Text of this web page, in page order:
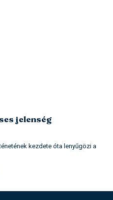
jelenség
kezdete óta lenyűgözi a